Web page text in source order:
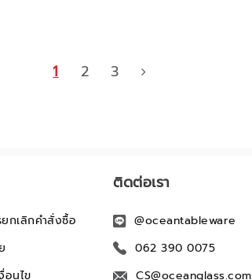
1 2 3
กเลิกคำสั่งซื้อ
อนไข
ติดต่อเรา
@oceantableware
062 390 0075
CS@oceanglass.com